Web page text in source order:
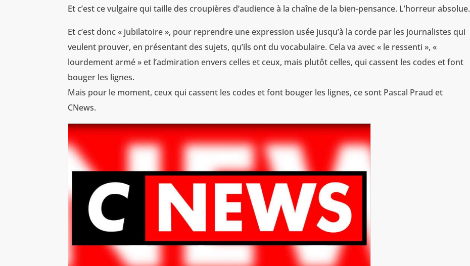
Et c’est ce vulgaire qui taille des croupières d’audience à la chaîne de la bien-pensance. L’horreur absolue.
Et c’est donc « jubilatoire », pour reprendre une expression usée jusqu’à la corde par les journalistes qui
veulent prouver, en présentant des sujets, qu’ils ont du vocabulaire. Cela va avec « le ressenti », «
lourdement armé » et l’admiration envers celles et ceux, mais plutôt celles, qui cassent les codes et font
bouger les lignes.
Mais pour le moment, ceux qui cassent les codes et font bouger les lignes, ce sont Pascal Praud et
CNews.